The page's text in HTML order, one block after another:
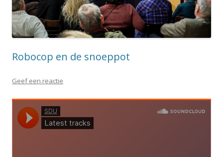
Robocop en de snoeppot
Geef een reactie